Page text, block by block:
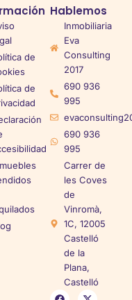
de
de
Hablemos
Inmobiliaria
Eva
Consulting
2017
690 936
995
690 936
995
Carrer de
les Coves
de
Vinromà,
1C, 12005
Castelló
de la
Plana,
Castelló